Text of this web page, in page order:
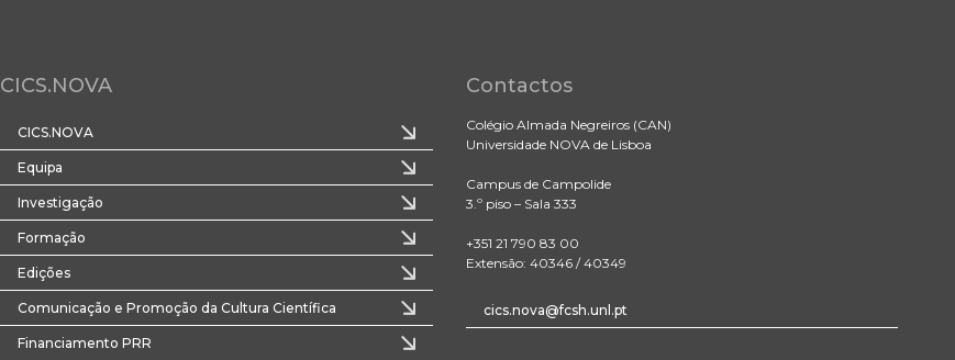
CICS.NOVA
CICS.NOVA
Equipa
Investigação
Formação
Edições
Comunicação e Promoção da Cultura Científica
Financiamento PRR
Contactos
Colégio Almada Negreiros (CAN)
Universidade NOVA de Lisboa
Campus de Campolide
3.º piso – Sala 333
+351 21 790 83 00
Extensão: 40346 / 40349
cics.nova@fcsh.unl.pt